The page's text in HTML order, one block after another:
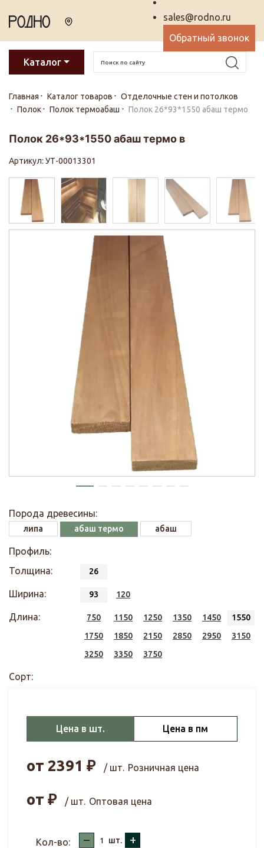
sales@rodno.ru
Обратный звонок
Каталог
Главная Каталог товаров
Отделочные стен и потолков
Полок
Полок термоабаш Полок 26*93*1550 абаш термо
Полок 26*93*1550 абаш термо в
Артикул: УТ-00013301
Порода древесины:
липа абаш термо абаш
Профиль:
Толщина:
26
Ширина: 93 120
Длина: 750 1150 1250 1350 1450
1550
1750
1850 2150 2850 2950
3150
3250
3350 3750
Сорт:
Цена в шт. Цена в пм
от 2391 ₽ / шт. Розничная цена
от ₽ / шт. Оптовая цена
Кол-во: – шт. +